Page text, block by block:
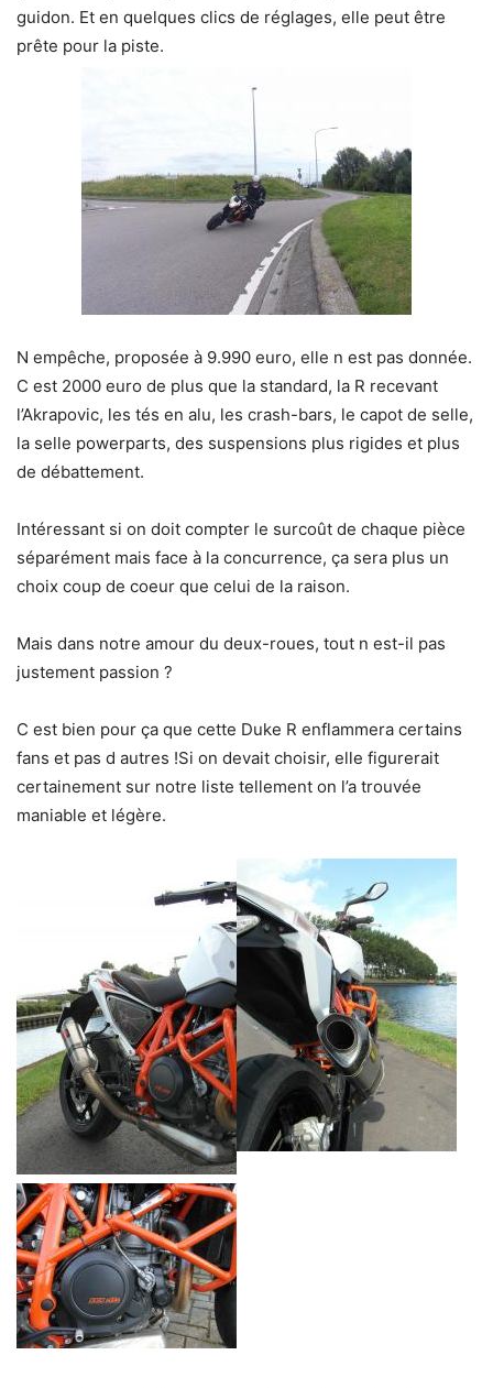
guidon. Et en quelques clics de réglages, elle peut être
prête pour la piste.
N empêche, proposée à 9.990 euro, elle n est pas donnée.
C est 2000 euro de plus que la standard, la R recevant
l’Akrapovic, les tés en alu, les crash-bars, le capot de selle,
la selle powerparts, des suspensions plus rigides et plus
de débattement.
Intéressant si on doit compter le surcoût de chaque pièce
séparément mais face à la concurrence, ça sera plus un
choix coup de coeur que celui de la raison.
Mais dans notre amour du deux-roues, tout n est-il pas
justement passion ?
C est bien pour ça que cette Duke R enflammera certains
fans et pas d autres !Si on devait choisir, elle figurerait
certainement sur notre liste tellement on l’a trouvée
maniable et légère.